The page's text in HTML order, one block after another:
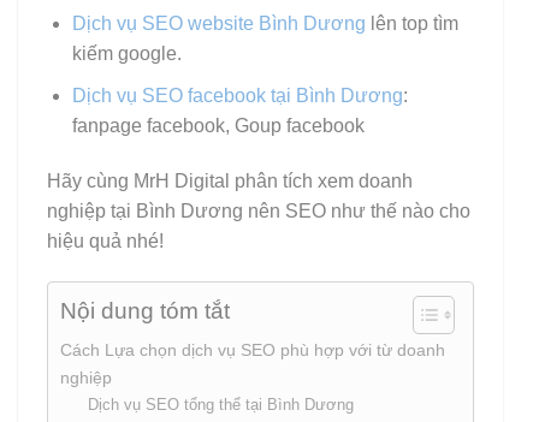
Dịch vụ SEO website Bình Dương lên top tìm
kiếm google.
Dịch vụ SEO facebook tại Bình Dương:
fanpage facebook, Goup facebook
Hãy cùng MrH Digital phân tích xem doanh
nghiệp tại Bình Dương nên SEO như thế nào cho
hiệu quả nhé!
Nội dung tóm tắt
Cách Lựa chọn dịch vụ SEO phù hợp với từ doanh
nghiệp
Dịch vụ SEO tổng thể tại Bình Dương